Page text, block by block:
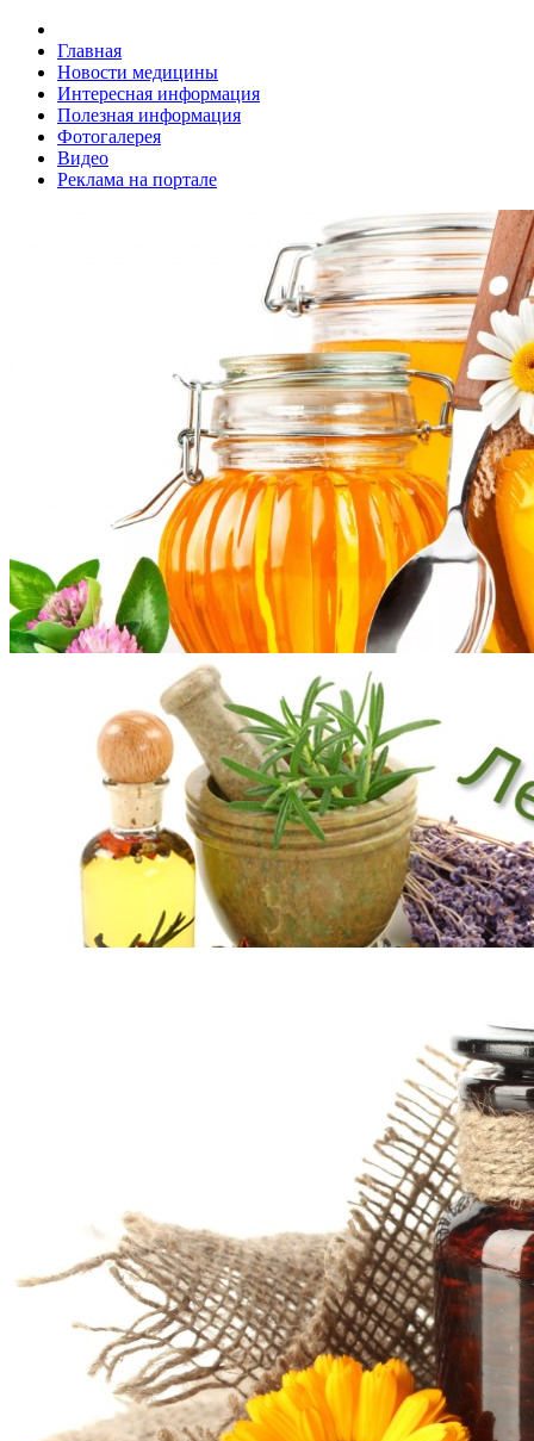
Главная
Новости медицины
Интересная информация
Полезная информация
Фотогалерея
Видео
Реклама на портале